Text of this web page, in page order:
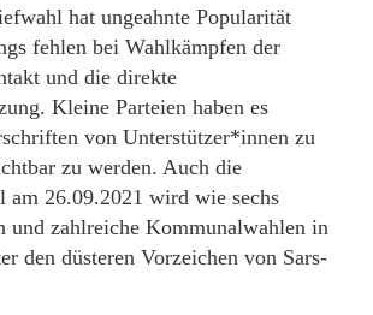
hat ungeahnte Popularität
fehlen bei Wahlkämpfen der
und die direkte
Kleine Parteien haben es
von Unterstützer*innen zu
zu werden. Auch die
am 26.09.2021 wird wie sechs
und zahlreiche Kommunalwahlen in
den düsteren Vorzeichen von Sars-